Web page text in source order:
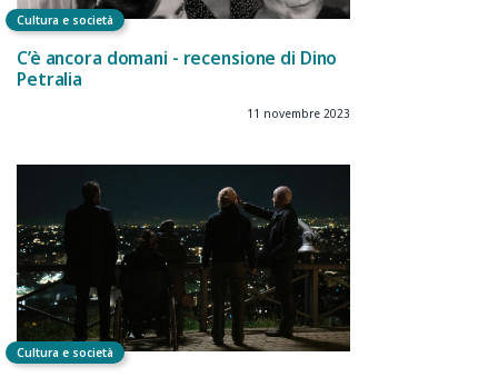
Cultura e società
C’è ancora domani - recensione di Dino
Petralia
11 novembre 2023
Cultura e società